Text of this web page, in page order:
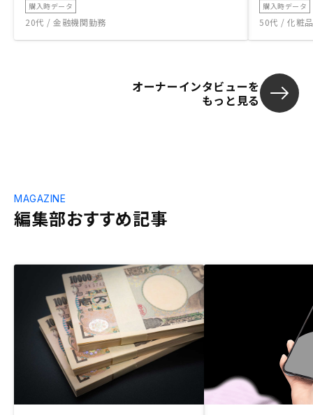
購入時データ
20代 / 金融機関勤務
購入時データ
50代 / 化粧
オーナーインタビューを
もっと見る
編集部おすすめ記事
MAGAZINE